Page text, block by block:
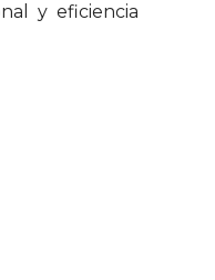
y eficiencia